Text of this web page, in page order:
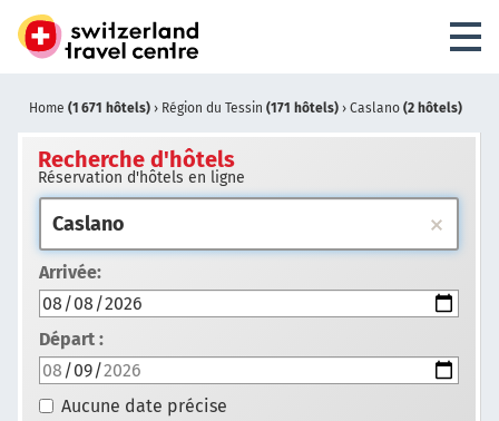
Home (1 671 hôtels) › Région du Tessin (171 hôtels) › Caslano (2 hôtels)
Recherche d'hôtels
Réservation d'hôtels en ligne
Arrivée:
Départ :
Aucune date précise